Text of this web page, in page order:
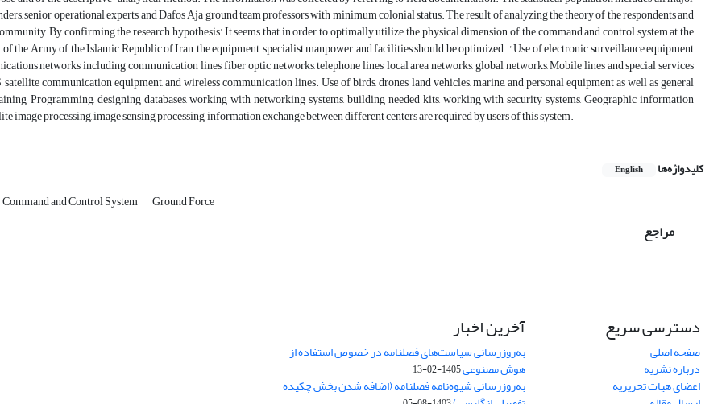
senior operational experts, and Dafos Aja ground team professors with minimum colonial status. The result of analyzing the theory of the respondents and
By confirming the research hypothesis' It seems that in order to optimally utilize the physical dimension of the command and control system at the
the Army of the Islamic Republic of Iran, the equipment, specialist manpower, and facilities should be optimized. ' Use of electronic surveillance equipment
networks including communication lines, fiber optic networks, telephone lines, local area networks, global networks, Mobile lines and special services
satellite communication equipment, and wireless communication lines. Use of birds, drones, land vehicles, marine, and personal equipment as well as general
Programming, designing databases, working with networking systems, building needed kits, working with security systems, Geographic information
image processing, image sensing processing, information exchange between different centers are required by users of this system.
کلیدواژه‌ها English
Command and Control System Ground Force
مراجع
دسترسی سریع
صفحه اصلی
درباره نشریه
اعضای هیات تحریریه
آخرین اخبار
به‌روزرسانی سیاست‌های فصلنامه در خصوص استفاده از
هوش مصنوعی1405-02-13
به‌روزرسانی شیوه‌نامه فصلنامه (اضافه شدن بخش چکیده